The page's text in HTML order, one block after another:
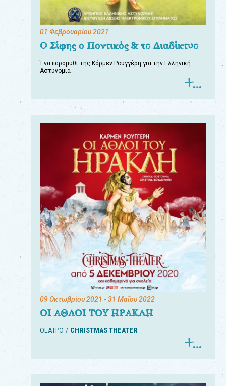
01 Φεβρουαρίου 2021
Ο Σίφης ο Ποντικός & το Διαδίκτυο
Ένα παραμύθι της Κάρμεν Ρουγγέρη για την Ελληνική
Αστυνομία
09 Οκτωβρίου 2021 - 31 Μαΐου 2022
ΟΙ ΑΘΛΟΙ ΤΟΥ ΗΡΑΚΛΗ
ΘΕΑΤΡΟ CHRISTMAS THEATER